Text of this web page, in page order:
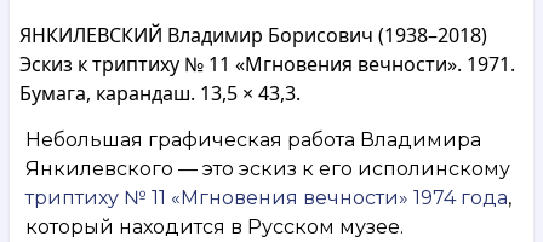
ЯНКИЛЕВСКИЙ Владимир Борисович (1938–2018)
Эскиз к триптиху № 11 «Мгновения вечности». 1971.
Бумага, карандаш. 13,5 × 43,3.
Небольшая графическая работа Владимира
Янкилевского — это эскиз к его исполинскому
триптиху № 11 «Мгновения вечности» 1974 года,
который находится в Русском музее.